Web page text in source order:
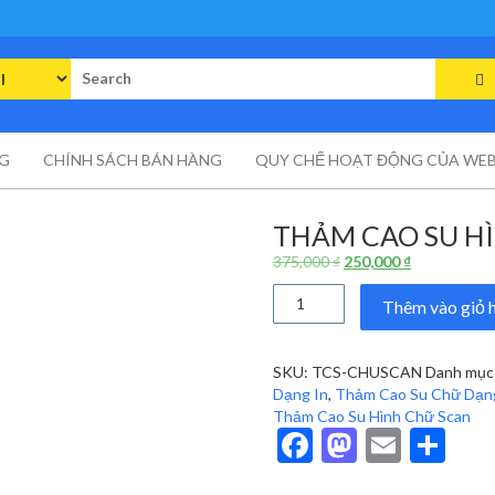
CHÍNH SÁCH BÁN HÀNG QUY CHẾ HOẠT ĐỘNG CỦA
THẢM CAO SU
375,000₫ Giá
gốc
375,000 ₫.
250,000₫Giá
hiện
tại
là:
Cao
Chữ
Scan
số
lượng
Thêm vào giỏ
SKU: TCS-CHUSCAN Danh
Dạng In, Thảm Cao Su Chữ
Thảm Cao Su Hình Chữ Scan
Facebook
Mastodon
Email